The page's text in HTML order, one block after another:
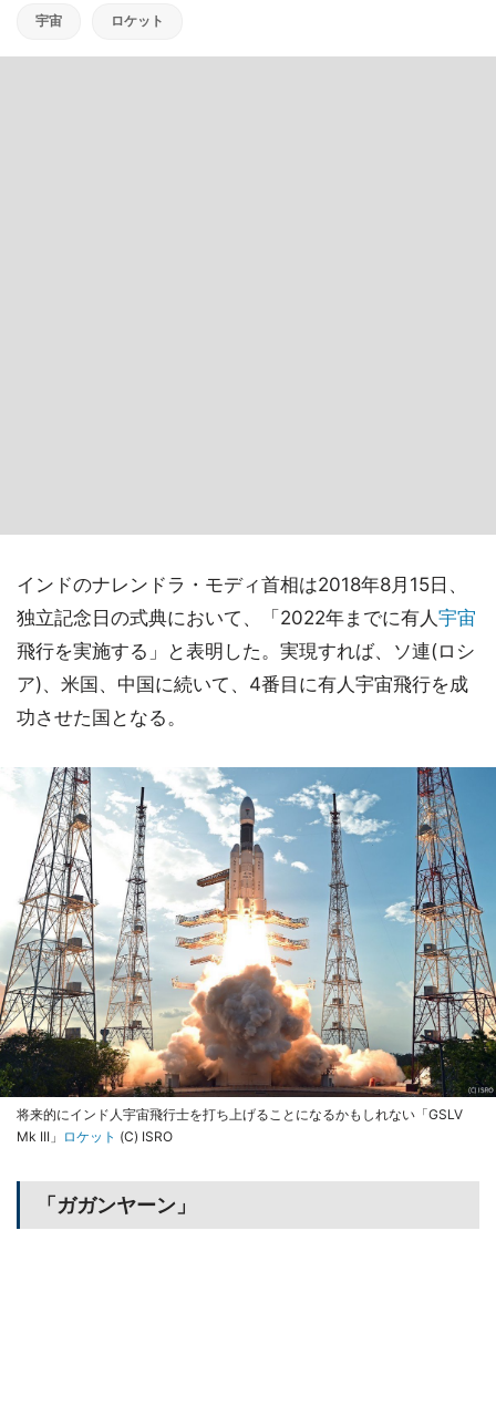
宇宙 ロケット
インドのナレンドラ・モディ首相は2018年8月15日、
独立記念日の式典において、「2022年までに有人宇宙
飛行を実施する」と表明した。実現すれば、ソ連(ロシ
ア)、米国、中国に続いて、4番目に有人宇宙飛行を成
功させた国となる。
将来的にインド人宇宙飛行士を打ち上げることになるかもしれない「GSLV
Mk III」 ロケット (C) ISRO
「ガガンヤーン」